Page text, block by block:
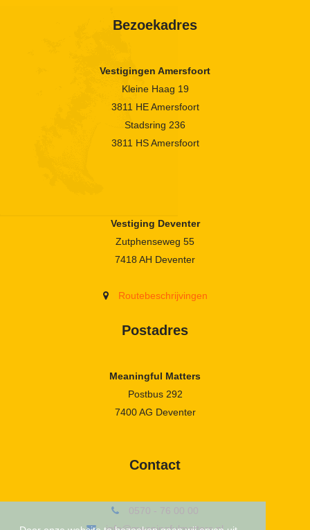
Bezoekadres
Vestigingen Amersfoort
Kleine Haag 19
3811 HE Amersfoort
Stadsring 236
3811 HS Amersfoort
Vestiging Deventer
Zutphenseweg 55
7418 AH Deventer
Routebeschrijvingen
Postadres
Meaningful Matters
Postbus 292
7400 AG Deventer
Contact
0570 - 76 00 00